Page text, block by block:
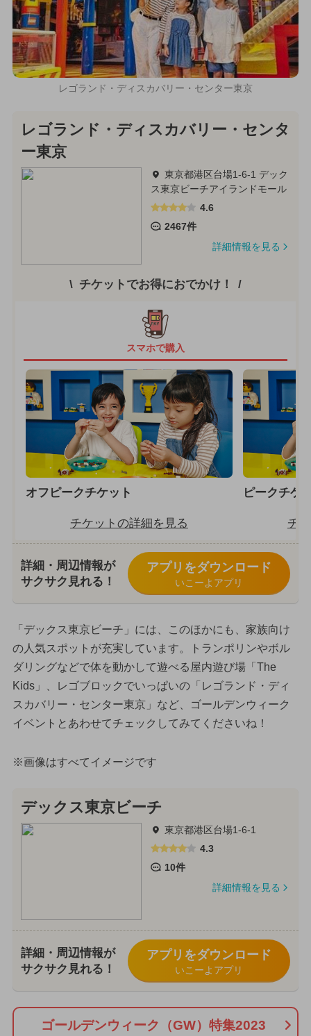
レゴランド・ディスカバリー・センター東京
レゴランド・ディスカバリー・センタ
ー東京
東京都港区台場1-6-1 デック
ス東京ビーチアイランドモール
4.6
2467件
詳細情報を見る
チケットでお得におでかけ！
スマホで購入
オフピークチケット
チケットの詳細を見る
ピークチケ
チ
詳細・周辺情報が
サクサク見れる！
アプリをダウンロード
いこーよアプリ
「デックス東京ビーチ」には、このほかにも、家族向け
の人気スポットが充実しています。トランポリンやボル
ダリングなどで体を動かして遊べる屋内遊び場「The
Kids」、レゴブロックでいっぱいの「レゴランド・ディ
スカバリー・センター東京」など、ゴールデンウィーク
イベントとあわせてチェックしてみてくださいね！
※画像はすべてイメージです
デックス東京ビーチ
東京都港区台場1-6-1
4.3
10件
詳細情報を見る
詳細・周辺情報が
サクサク見れる！
アプリをダウンロード
いこーよアプリ
ゴールデンウィーク（GW）特集2023